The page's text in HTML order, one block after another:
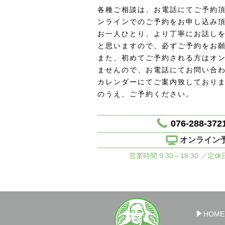
各種ご相談は、お電話にてご予約
ンラインでのご予約をお申し込み頂
お一人ひとり、より丁寧にお話し
と思いますので、必ずご予約をお
また、初めてご予約される方はオ
ませんので、お電話にてお問い合
カレンダーにてご案内致しており
のうえ、ご予約ください。
076-288-
オンライン
営業時間 9:30～18:30 ／定休
HOME